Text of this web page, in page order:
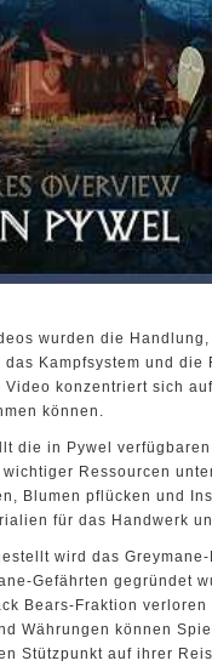
wurden die
das Kampfsystem und
konzentriert sich
können.
die in Pywel
Ressourcen
Blumen pflücken und
für das Handwerk
wird das
Gefährten gegründet
Bears-Fraktion
Währungen können
Stützpunkt auf ihrer